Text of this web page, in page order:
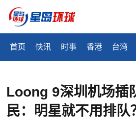
首页 快讯 时事 香港 台湾
Loong 9深圳机场插
民：明星就不用排队